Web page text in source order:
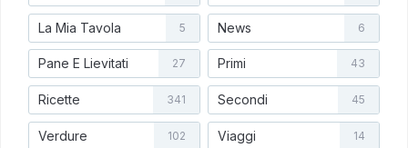
La Mia Tavola 5 News 6
Pane E Lievitati 27 Primi 43
Ricette 341 Secondi 45
Verdure 102 Viaggi 14